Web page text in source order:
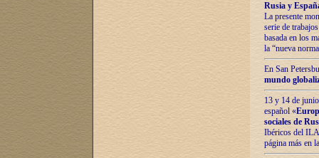
Rusia y
La presente
serie de
basada en los
la “nueva
En San
mundo
13 y 14 de
español «
sociales de
Ibéricos del ILA
página más en